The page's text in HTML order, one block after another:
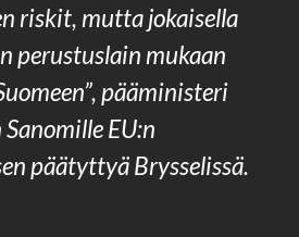
riskit, mutta jokaisella
perustuslain mukaan
pääministeri
EU:n
päätyttyä Brysselissä.